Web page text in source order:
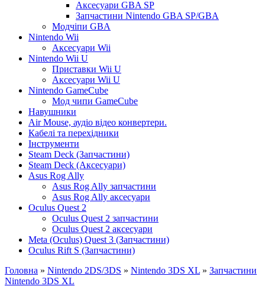
Аксесуари GBA SP
Запчастини Nintendo GBA SP/GBA
Модчіпи GBA
Nintendo Wii
Аксесуари Wii
Nintendo Wii U
Приставки Wii U
Аксесуари Wii U
Nintendo GameCube
Мод чипи GameCube
Навушники
Air Mouse, аудіо відео конвертери.
Кабелі та перехідники
Інструменти
Steam Deck (Запчастини)
Steam Deck (Аксесуари)
Asus Rog Ally
Asus Rog Ally запчастини
Asus Rog Ally аксесуари
Oculus Quest 2
Oculus Quest 2 запчастини
Oculus Quest 2 аксесуари
Meta (Oculus) Quest 3 (Запчастини)
Oculus Rift S (Запчастини)
Головна » Nintendo 2DS/3DS » Nintendo 3DS XL » Запчастини
Nintendo 3DS XL